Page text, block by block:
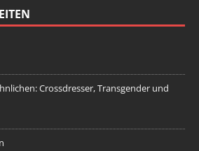
Crossdresser, Transgender und